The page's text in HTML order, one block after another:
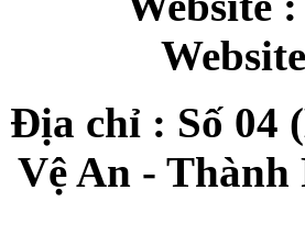
Địa chỉ : Số 04
Vệ An - Thành